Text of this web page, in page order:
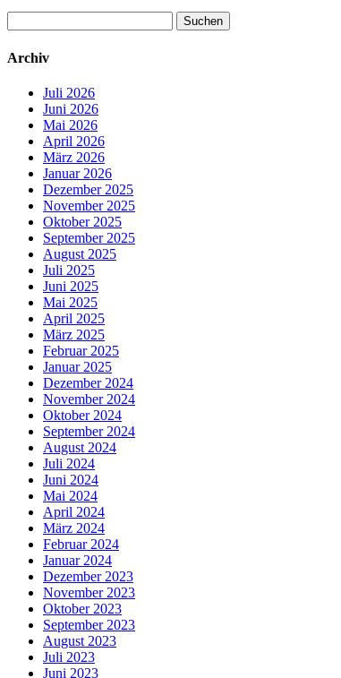
nach:
Archiv
Juli 2026
Juni 2026
Mai 2026
April 2026
März 2026
Januar 2026
Dezember 2025
November 2025
Oktober 2025
September 2025
August 2025
Juli 2025
Juni 2025
Mai 2025
April 2025
März 2025
Februar 2025
Januar 2025
Dezember 2024
November 2024
Oktober 2024
September 2024
August 2024
Juli 2024
Juni 2024
Mai 2024
April 2024
März 2024
Februar 2024
Januar 2024
Dezember 2023
November 2023
Oktober 2023
September 2023
August 2023
Juli 2023
Juni 2023